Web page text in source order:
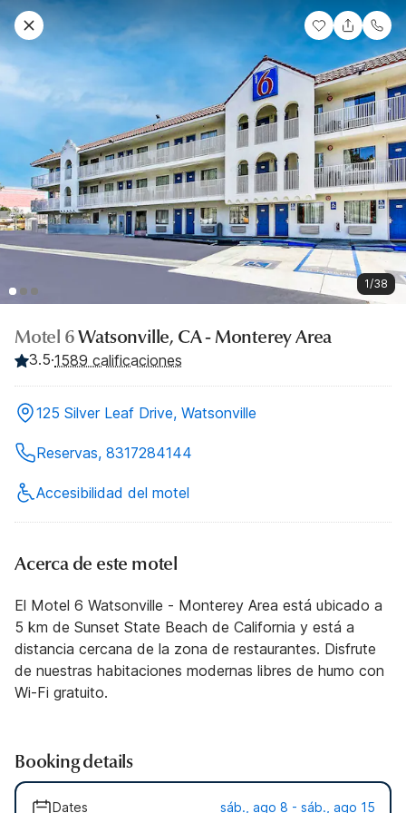
1/38
Motel 6Watsonville, CA - Monterey Area
3.5·1589 calificaciones
125 Silver Leaf Drive, Watsonville
Reservas, 8317284144
Accesibilidad del motel
Acerca de este motel
El Motel 6 Watsonville - Monterey Area está ubicado a
5 km de Sunset State Beach de California y está a
distancia cercana de la zona de restaurantes. Disfrute
de nuestras habitaciones modernas libres de humo con
Wi-Fi gratuito.
Booking details
Dates sáb., ago 8 - sáb., ago 15